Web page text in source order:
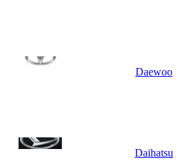
Daewoo
Daihatsu